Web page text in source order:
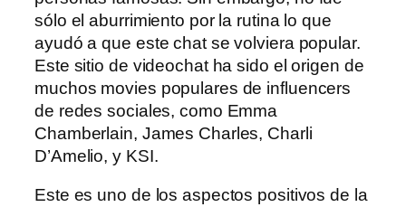
sólo el aburrimiento por la rutina lo que
ayudó a que este chat se volviera popular.
Este sitio de videochat ha sido el origen de
muchos movies populares de influencers
de redes sociales, como Emma
Chamberlain, James Charles, Charli
D’Amelio, y KSI.
Este es uno de los aspectos positivos de la